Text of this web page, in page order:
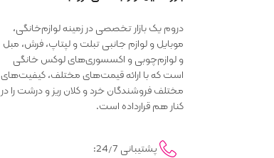
دروم یک بازار تخصصی در زمینه لوازم‌خانگی،
موبایل و لوازم جانبی تبلت و لپتاپ، فرش، مبل
و لوازم‌چوبی و اکسسوری‌های لوکس خانگی
است که با ارائه قیمت‌های مختلف، کیفیت‌های
مختلف فروشندگان خرد و کلان ریز و درشت را در
کنار هم قرارداده است.
پشتیبانی 24/7: